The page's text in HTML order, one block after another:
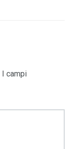
I campi